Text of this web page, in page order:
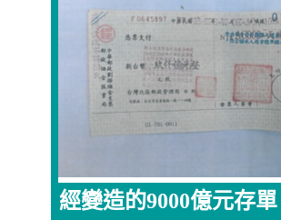
經變造的9000億元存